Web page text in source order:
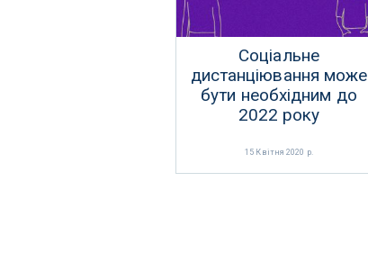
Соціальне
дистанціювання може
бути необхідним до
2022 року
15 Квітня 2020 р.